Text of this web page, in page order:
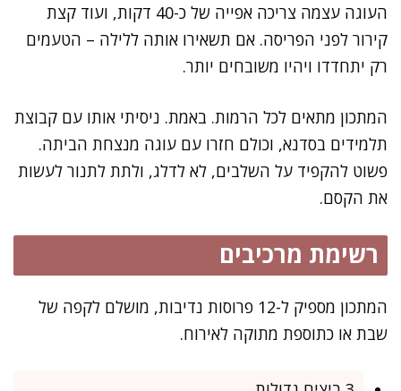
העוגה עצמה צריכה אפייה של כ-40 דקות, ועוד קצת
קירור לפני הפריסה. אם תשאירו אותה ללילה – הטעמים
רק יתחדדו ויהיו משובחים יותר.
המתכון מתאים לכל הרמות. באמת. ניסיתי אותו עם קבוצת
תלמידים בסדנא, וכולם חזרו עם עוגה מנצחת הביתה.
פשוט להקפיד על השלבים, לא לדלג, ולתת לתנור לעשות
את הקסם.
רשימת מרכיבים
המתכון מספיק ל-12 פרוסות נדיבות, מושלם לקפה של
שבת או כתוספת מתוקה לאירוח.